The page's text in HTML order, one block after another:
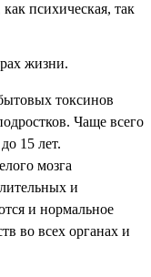
психическая, так
жизни.
токсинов
Чаще всего
15 лет.
мозга
и
и нормальное
во всех органах и